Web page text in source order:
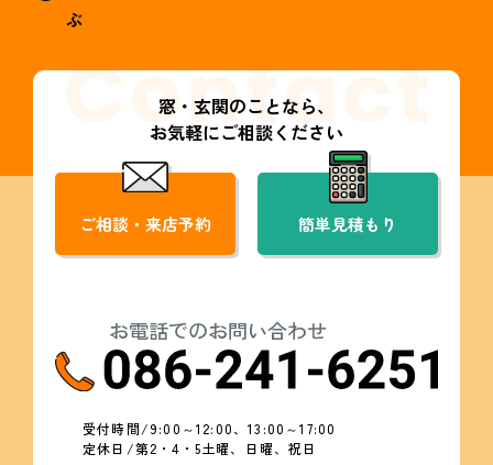
ぶ
窓・玄関のことなら、
お気軽にご相談ください
ご相談・来店予約 簡単見積もり
お電話でのお問い合わせ
受付時間/9:00～12:00、13:00～17:00
定休日/第2・4・5土曜、日曜、祝日